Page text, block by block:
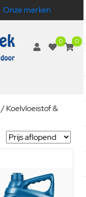
Onze merken
0 0
/Koelvloeistof &